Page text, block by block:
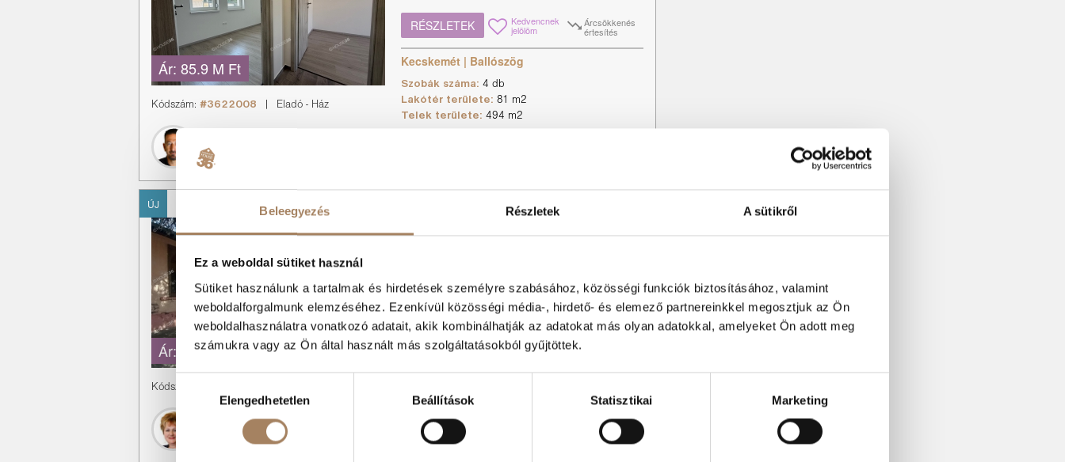
Beleegyezés Részletek A sütikről
Ez a weboldal sütiket használ
Sütiket használunk a tartalmak és hirdetések személyre szabásához, közösségi funkciók biztosításához, valamint
weboldalforgalmunk elemzéséhez. Ezenkívül közösségi média-, hirdető- és elemező partnereinkkel megosztjuk az Ön
weboldalhasználatra vonatkozó adatait, akik kombinálhatják az adatokat más olyan adatokkal, amelyeket Ön adott meg
számukra vagy az Ön által használt más szolgáltatásokból gyűjtöttek.
Hozzájárulás
kiválasztásaElengedhetetlen Beállítások Statisztikai Marketing
Ár: 85.9 M Ft
Kódszám: #3622008 Eladó - Ház
+36 30 161 2373
RÉSZLETEK Kedvencnek
jelölöm
Árcsökkenés
értesítés
Kecskemét | Ballószög
Szobák száma:4 db
Lakótér területe:81 m2
Telek területe:494 m2
ÚJ
Ár: 62 M Ft
Kódszám:
Kollerné Valéria
+36 70 421 1201
Kétrendbeli családi ház eladó
706 ...
RÉSZLETEK Kedvencnek
jelölöm
Árcsökkenés
értesítés
Lakótér területe: